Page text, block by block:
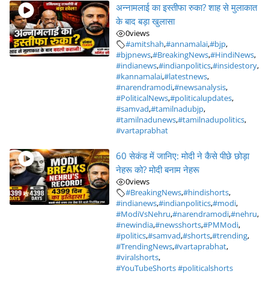
अन्नामलाई का इस्तीफा रुका? शाह से मुलाकात
के बाद बड़ा खुलासा
0views
#amitshah,#annamalai,#bjp,
#bjpnews,#BreakingNews,#HindiNews,
#indianews,#indianpolitics,#insidestory,
#kannamalai,#latestnews,
#narendramodi,#newsanalysis,
#PoliticalNews,#politicalupdates,
#samvad,#tamilnadubjp,
#tamilnadunews,#tamilnadupolitics,
#vartaprabhat
60 सेकंड में जानिए: मोदी ने कैसे पीछे छोड़ा
नेहरू को? मोदी बनाम नेहरू
0views
#BreakingNews,#hindishorts,
#indianews,#indianpolitics,#modi,
#ModiVsNehru,#narendramodi,#nehru,
#newindia,#newsshorts,#PMModi,
#politics,#samvad,#shorts,#trending,
#TrendingNews,#vartaprabhat,
#viralshorts,
#YouTubeShorts #politicalshorts